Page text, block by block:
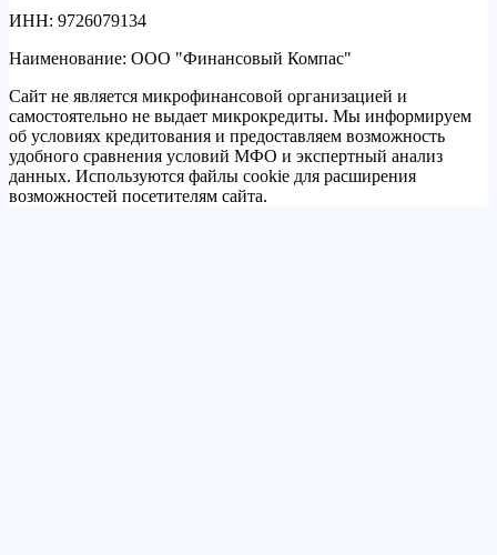
ИНН: 9726079134
Наименование: ООО "Финансовый Компас"
Сайт не является микрофинансовой организацией и
самостоятельно не выдает микрокредиты. Мы информируем
об условиях кредитования и предоставляем возможность
удобного сравнения условий МФО и экспертный анализ
данных. Используются файлы cookie для расширения
возможностей посетителям сайта.